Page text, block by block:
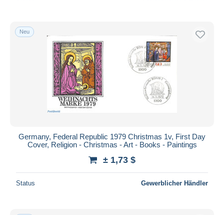
Neu
Germany, Federal Republic 1979 Christmas 1v, First Day
Cover, Religion - Christmas - Art - Books - Paintings
± 1,73 $
Status Gewerblicher Händler